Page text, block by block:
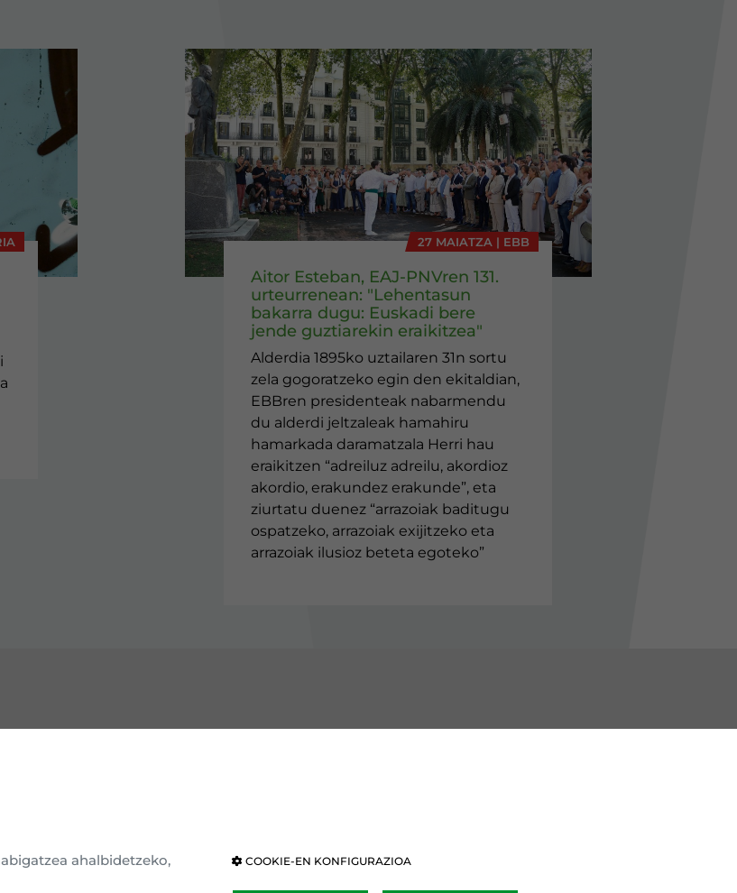
27 MAIATZA | EBB
Aitor Esteban, EAJ-PNVren 131.
urteurrenean: "Lehentasun
bakarra dugu: Euskadi bere
jende guztiarekin eraikitzea"
Alderdia 1895ko uztailaren 31n sortu
zela gogoratzeko egin den ekitaldian,
EBBren presidenteak nabarmendu
du alderdi jeltzaleak hamahiru
hamarkada daramatzala Herri hau
eraikitzen “adreiluz adreilu, akordioz
akordio, erakundez erakunde”, eta
ziurtatu duenez “arrazoiak baditugu
ospatzeko, arrazoiak exijitzeko eta
arrazoiak ilusioz beteta egoteko”
Nafarroako Legebiltzarra
Gipuzko Buru Batzar
ahalbidetzeko,
COOKIE-EN KONFIGURAZIOA